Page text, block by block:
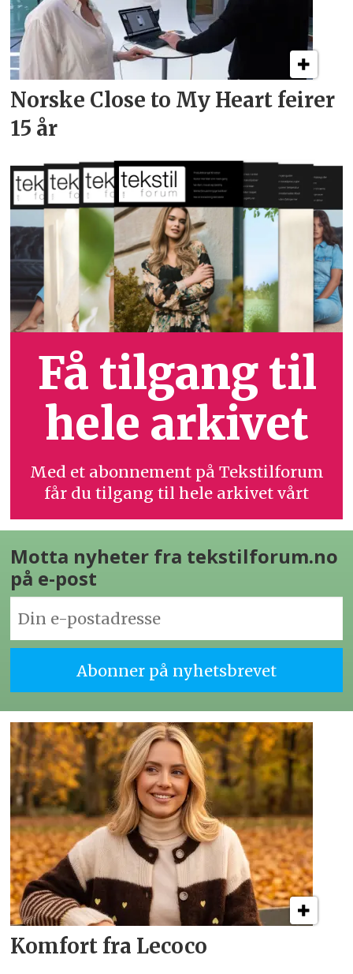
Norske Close to My Heart feirer
15 år
Få tilgang til
hele arkivet
Med et abonnement på Tekstilforum
får du tilgang til hele arkivet vårt
Motta nyheter fra tekstilforum.no
på e-post
Komfort fra Lecoco